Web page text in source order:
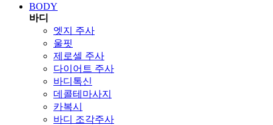
BODY
바디
엣지 주사
울핏
제로셀 주사
다이어트 주사
바디톡신
데콜테마사지
카복시
바디 조각주사